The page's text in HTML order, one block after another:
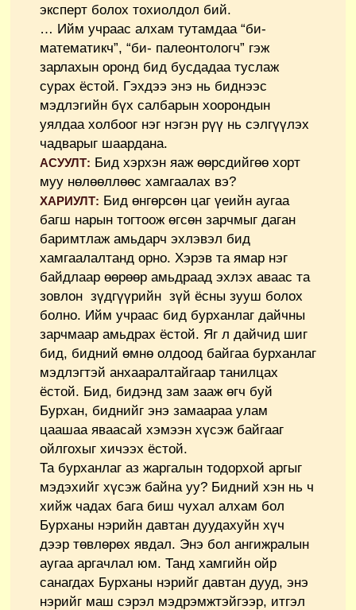
эксперт болох тохиолдол бий.
… Ийм учраас алхам тутамдаа “би-
математикч”, “би- палеонтологч” гэж
зарлахын оронд бид бусдадаа туслаж
сурах ёстой. Гэхдээ энэ нь биднээс
мэдлэгийн бүх салбарын хоорондын
уялдаа холбоог нэг нэгэн рүү нь сэлгүүлэх
чадварыг шаардана.
АСУУЛТ: Бид хэрхэн яаж өөрсдийгөө хорт
муу нөлөөллөөс хамгаалах вэ?
ХАРИУЛТ: Бид өнгөрсөн цаг үеийн аугаа
багш нарын тогтоож өгсөн зарчмыг даган
баримтлаж амьдарч эхлэвэл бид
хамгаалалтанд орно. Хэрэв та ямар нэг
байдлаар өөрөөр амьдраад эхлэх аваас та
зовлон зүдгүүрийн зүй ёсны зууш болох
болно. Ийм учраас бид бурханлаг дайчны
зарчмаар амьдрах ёстой. Яг л дайчид шиг
бид, бидний өмнө олдоод байгаа бурханлаг
мэдлэгтэй анхааралтайгаар танилцах
ёстой. Бид, бидэнд зам зааж өгч буй
Бурхан, биднийг энэ замаараа улам
цаашаа яваасай хэмээн хүсэж байгааг
ойлгохыг хичээх ёстой.
Та бурханлаг аз жаргалын тодорхой аргыг
мэдэхийг хүсэж байна уу? Бидний хэн нь ч
хийж чадах бага биш чухал алхам бол
Бурханы нэрийн давтан дуудахуйн хүч
дээр төвлөрөх явдал. Энэ бол ангижралын
аугаа аргачлал юм. Танд хамгийн ойр
санагдах Бурханы нэрийг давтан дууд, энэ
нэрийг маш сэрэл мэдрэмжтэйгээр, итгэл